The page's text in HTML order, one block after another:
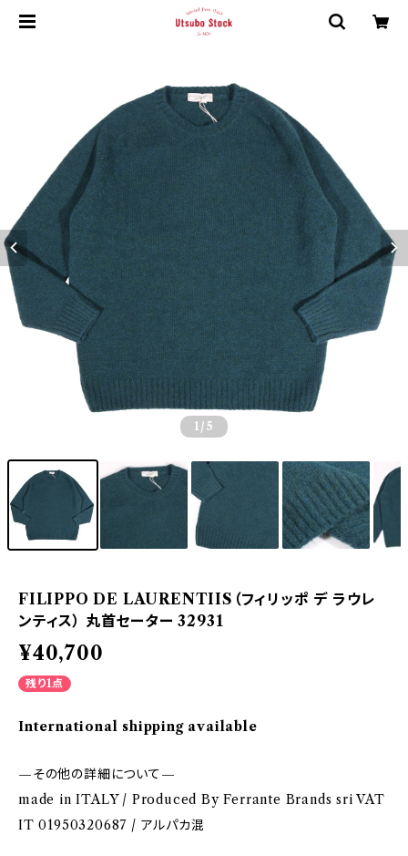
1 /5
FILIPPO DE LAURENTIIS（フィリッポ デ ラウレ
ンティス） 丸首セーター 32931
¥40,700
残り1点
International shipping available
—その他の詳細について—
made in ITALY / Produced By Ferrante Brands sri VAT
IT 01950320687 / アルパカ混